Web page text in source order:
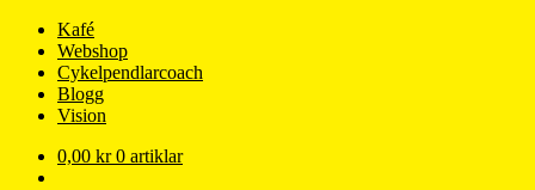
Kafé
Webshop
Cykelpendlarcoach
Blogg
Vision
0,00 kr 0 artiklar